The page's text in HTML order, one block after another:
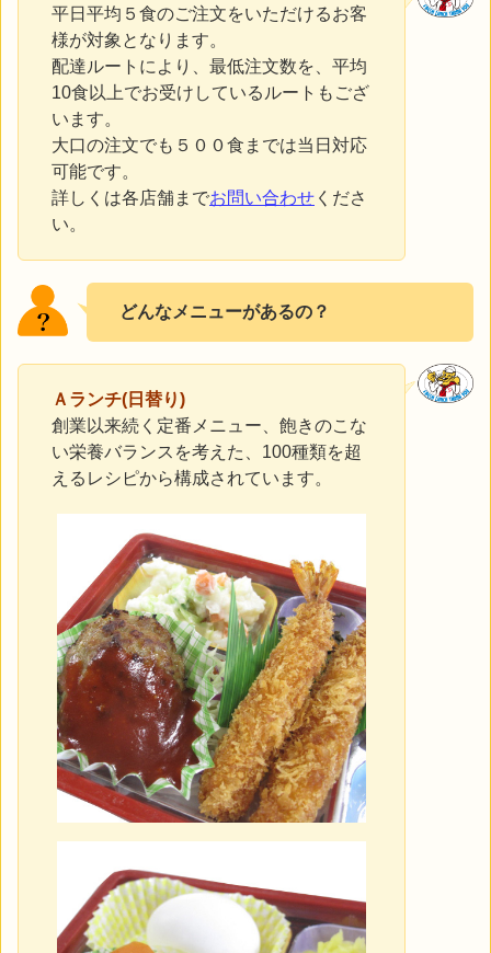
平日平均５食のご注文をいただけるお客
様が対象となります。
配達ルートにより、最低注文数を、平均
10食以上でお受けしているルートもござ
います。
大口の注文でも５００食までは当日対応
可能です。
詳しくは各店舗までお問い合わせ くださ
い。
どんなメニューがあるの？
Ａランチ(日替り)
創業以来続く定番メニュー、飽きのこな
い栄養バランスを考えた、100種類を超
えるレシピから構成されています。